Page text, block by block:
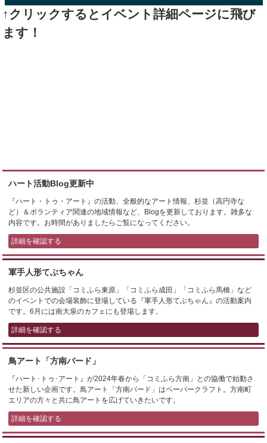
↑クリックするとイベント詳細ページに飛び
ます！
ハート活動Blog更新中
『ハート・トゥ・アート』の活動、全般的なアート情報、杉並（高円寺な
ど）＆ボランティア関連の地域情報など、Blogを更新しております。雑多な
内容です。お時間がありましたらご覧になってください。
詳細を確認する
軍手人形てぶちゃん
杉並区の公共施設「コミふら東原」「コミふら成田」「コミふら馬橋」など
のイベントでの会場装飾に登場している『軍手人形てぶちゃん』の活動案内
です。6月には南大泉のカフェにも登場します。
詳細を確認する
鳥アート「方南バード」
『ハート･トゥ･アート』が2024年春から「コミふら方南」との協働で始動さ
せた新しい企画です。鳥アート「方南バード」はペーパークラフト。方南町
エリアの方々と共に鳥アートを広げていきたいです。
詳細を確認する